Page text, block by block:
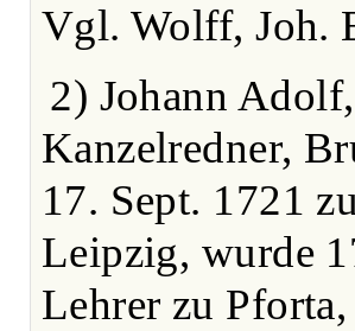
Vgl. Wolff, Joh.
2) Johann
Kanzelredner,
17. Sept. 1721
Leipzig, wurde
Lehrer zu